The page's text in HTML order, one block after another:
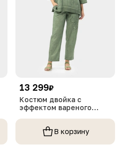
13 299₽
Костюм двойка с
эффектом вареного
В корзину